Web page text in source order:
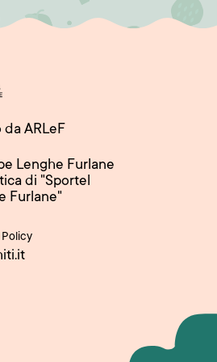
ARLeF
Lenghe Furlane
di "Sportel
Furlane"